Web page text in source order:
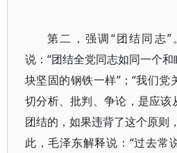
第二，强调“团结同志”
说：“团结全党同志如同一个
块坚固的钢铁一样”；“我们
切分析、批判、争论，是应该
团结的，如果违背了这个原则
此，毛泽东解释说：“过去常